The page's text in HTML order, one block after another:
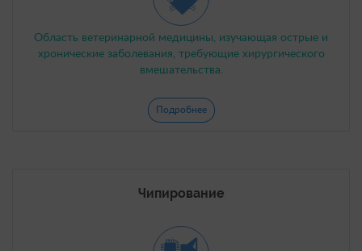
Область ветеринарной медицины, изучающая острые и
хронические заболевания, требующие хирургического
вмешательства.
Подробнее
Чипирование